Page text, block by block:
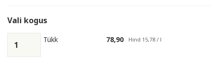
Vali kogus
Tükk 78,90 Hind 15,78 / l